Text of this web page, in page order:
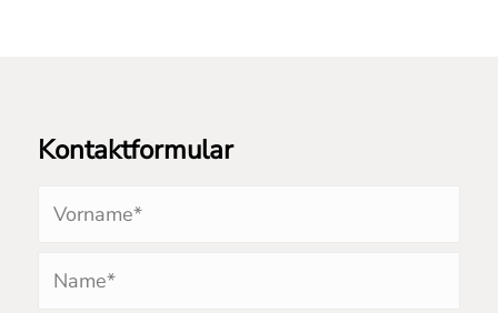
Kontaktformular